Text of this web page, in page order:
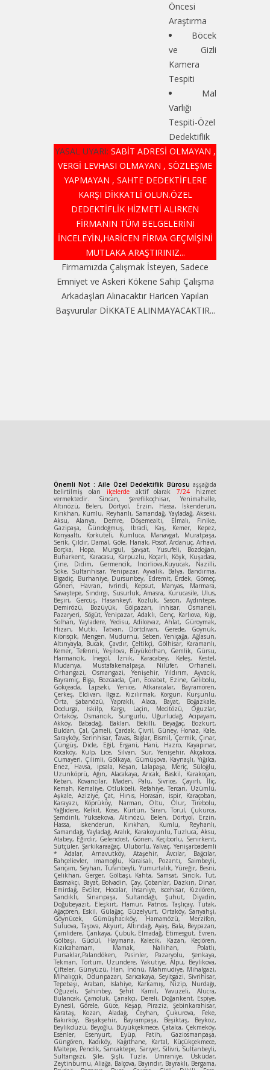
Öncesi
Araştırma
Böcek
ve Gizli
Kamera
Tespiti
Mal
Varlığı
Tespiti-Özel
Dedektiflik
YASAL UYARI: SABİT ADRESİ OLMAYAN ,
VERGİ LEVHASI OLMAYAN , SÖZLEŞME
YAPMAYAN , SAHTE DEDEKTİFLERE
KARŞI DİKKATLİ OLUN.ÖZEL
DEDEKTİFLİK HİZMETİ ALIRKEN
FİRMANIN TÜM BELGELERİNİ
İNCELEYİN,HARİCEN FİRMA GEÇMİŞİNİ
MUTLAKA ARAŞTIRINIZ...
Firmamızda Çalışmak İsteyen, Sadece
Emniyet ve Askeri Kökene Sahip Çalışma
Arkadaşları Alınacaktır Haricen Yapılan
Başvurular DİKKATE ALINMAYACAKTIR...
Önemli Not : Aile Özel Dedektiflik Bürosu aşşağıda
belirtilmiş olan ilçelerdeaktif olarak7/24 hizmet
vermektedir. Sincan, Şereflikoçhisar, Yenimahalle,
Altınözü, Belen, Dörtyol, Erzin, Hassa, İskenderun,
Kırıkhan, Kumlu, Reyhanlı, Samandağ, Yayladağ, Akseki,
Aksu, Alanya, Demre, Döşemealtı, Elmalı, Finike,
Gazipaşa, Gündoğmuş, İbradi, Kaş, Kemer, Kepez,
Konyaaltı, Korkuteli, Kumluca, Manavgat, Muratpaşa,
Serik, Çıldır, Damal, Göle, Hanak, Posof, Ardanuç, Arhavi,
Borçka, Hopa, Murgul, Şavşat, Yusufeli, Bozdoğan,
Buharkent, Karacasu, Karpuzlu, Koçarlı, Köşk, Kuşadası,
Çine, Didim, Germencik, İncirliova,Kuyucak, Nazilli,
Söke, Sultanhisar, Yenipazar, Ayvalık, Balya, Bandırma,
Bigadiç, Burhaniye, Dursunbey, Edremit, Erdek, Gömeç,
Gönen, Havran, İvrindi, Kepsut, Manyas, Marmara,
Savaştepe, Sındırgı, Susurluk, Amasra, Kurucasile, Ulus,
Beşiri, Gercüş, Hasankeyf, Kozluk, Sason, Aydıntepe,
Demirözü, Bozüyük, Gölpazarı, İnhisar, Osmaneli,
Pazaryeri, Söğüt, Yenipazar, Adaklı, Genç, Karlıova, Kığı,
Solhan, Yayladere, Yedisu, Adilcevaz, Ahlat, Güroymak,
Hizan, Mutki, Tatvan, Dörtdivan, Gerede, Göynük,
Kıbrısçık, Mengen, Mudurnu, Seben, Yeniçağa, Ağlasun,
Altınyayla, Bucak, Çavdır, Çeltikçi, Gölhisar, Karamanlı,
Kemer, Tefenni, Yeşilova, Büyükorhan, Gemlik, Gürsu,
Harmancık, İnegöl, İznik, Karacabey, Keleş, Kestel,
Mudanya, Mustafakemalpaşa, Nilüfer, Orhaneli,
Orhangazi, Osmangazi, Yenişehir, Yıldırım, Ayvacık,
Bayramiç, Biga, Bozcaada, Çan, Eceabat, Ezine, Gelibolu,
Gökçeada, Lapseki, Yenice, Atkaracalar, Bayramören,
Çerkeş, Eldivan, Ilgaz, Kızılırmak, Korgun, Kurşunlu,
Orta, Şabanözü, Yapraklı, Alaca, Bayat, Boğazkale,
Dodurga, İskilp, Kargı, Laçin, Mecitözü, Oğuzlar,
Ortaköy, Osmancık, Sungurlu, Uğurludağ, Acıpayam,
Akköy, Babadağ, Baklan, Bekilli, Beyağaç, Bozkurt,
Buldan, Çal, Çameli, Çardak, Çivril, Güney, Honaz, Kale,
Sarayköy, Serinhisar, Tavas, Bağlar, Bismil, Çermik, Çınar,
Çüngüş, Dicle, Eğil, Ergani, Hani, Hazro, Kayapınar,
Kocaköy, Kulp, Lice, Silvan, Sur, Yenişehir, Akçakoca,
Cumayeri, Çilimli, Gölkaya, Gümüşova, Kaynaşlı, Yığılca,
Enez, Havsa, İpsala, Keşan, Lalapaşa, Meriç, Süloğlu,
Uzunköprü, Ağın, Alacakaya, Arıcak, Baskil, Karakoçan,
Keban, Kovancılar, Maden, Palu, Sivrice, Çayırlı, İliç,
Kemah, Kemaliye, Otlukbeli, Refahiye, Tercan, Üzümlü,
Aşkale, Aziziye, Çat, Hınıs, Horasan, İspir, Karaçoban,
Karayazı, Köprüköy, Narman, Oltu, Olur, Tirebolu,
Yağlıdere, Kelkit, Köse, Kürtün, Siran, Torul, Çukurca,
Şemdinli, Yüksekova, Altınözü, Belen, Dörtyol, Erzin,
Hassa, İskenderun, Kırıkhan, Kumlu, Reyhanlı,
Samandağ, Yayladağ, Aralık, Karakoyunlu, Tuzluca, Aksu,
Atabey, Eğirdir, Gelendost, Gönen, Keçiborlu, Senirkent,
Sütçüler, Şarkikaraağaç, Uluborlu, Yalvaç, Yenişarbademli
* Adalar, Arnavutköy, Ataşehir, Avcılar, Bağcılar,
Bahçelievler, İmamoğlu, Karaisalı, Pozantı, Saimbeyli,
Sarıçam, Seyhan, Tufanbeyli, Yumurtalık, Yüreğir, Besni,
Çelikhan, Gerger, Gölbaşı, Kahta, Samsat, Sincik, Tut,
Basmakçı, Bayat, Bolvadin, Çay, Çobanlar, Dazkırı, Dinar,
Emirdağ, Evciler, Hocalar, İhsaniye, İscehisar, Kızılören,
Sandıklı, Sinanpaşa, Sultandağı, Şuhut, Diyadin,
Doğubeyazıt, Eleşkirt, Hamur, Patnos, Taşlıçay, Tutak,
Ağaçören, Eskil, Gülağaç, Güzelyurt, Ortaköy, Sarıyahşi,
Göynücek, Gümüşhacıköy, Hamamözü, Merzifon,
Suluova, Taşova, Akyurt, Altındağ, Ayaş, Bala, Beypazarı,
Çamlıdere, Çankaya, Çubuk, Elmadağ, Etimesgut, Evren,
Gölbaşı, Güdül, Haymana, Kalecik, Kazan, Keçiören,
Kızılcahamam, Mamak, Nallıhan, Polatlı,
Pursaklar,Palandöken, Pasinler, Pazaryolu, Şenkaya,
Tekman, Tortum, Uzundere, Yakutiye, Alpu, Beylikova,
Çifteler, Günyüzü, Han, İnönü, Mahmudiye, Mihalgazi,
Mihalıççık, Odunpazarı, Sarıcakaya, Seyitgazi, Sivrihisar,
Tepebaşı, Araban, İslahiye, Karkamış, Nizip, Nurdağı,
Oğuzeli, Şahinbey, Şehit Kamil, Yavuzeli, Alucra,
Bulancak, Çamoluk, Çanakçı, Dereli, Doğankent, Espiye,
Eynesil, Görele, Güce, Keşap, Piraziz, Şebinkarahisar,
Karataş, Kozan, Aladağ, Ceyhan, Çukurova, Feke,
Bakırköy, Başakşehir, Bayrampaşa, Beşiktaş, Beykoz,
Beylikdüzü, Beyoğlu, Büyükçekmece, Çatalca, Çekmeköy,
Esenler, Esenyurt, Eyüp, Fatih, Gaziosmanpaşa,
Güngören, Kadıköy, Kağıthane, Kartal, Küçükçekmece,
Maltepe, Pendik, Sancaktepe, Sarıyer, Silivri, Sultanbeyli,
Sultangazi, Şile, Şişli, Tuzla, Ümraniye, Üsküdar,
Zeytinburnu, Aliağa, Balçova, Bayındır, Bayraklı, Bergama,